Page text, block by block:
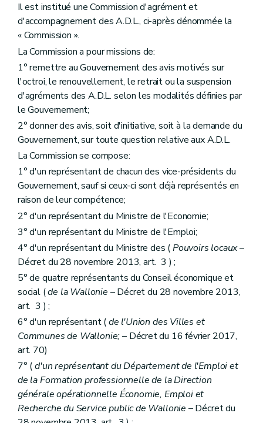
Il est institué une Commission d'agrément et
d'accompagnement des A.D.L., ci-après dénommée la
« Commission ».
La Commission a pour missions de:
1° remettre au Gouvernement des avis motivés sur
l'octroi, le renouvellement, le retrait ou la suspension
d'agréments des A.D.L. selon les modalités définies par
le Gouvernement;
2° donner des avis, soit d'initiative, soit à la demande du
Gouvernement, sur toute question relative aux A.D.L.
La Commission se compose:
1° d'un représentant de chacun des vice-présidents du
Gouvernement, sauf si ceux-ci sont déjà représentés en
raison de leur compétence;
2° d'un représentant du Ministre de l'Economie;
3° d'un représentant du Ministre de l'Emploi;
4° d'un représentant du Ministre des (Pouvoirs locaux–
Décret du 28 novembre 2013, art. 3 ) ;
5° de quatre représentants du Conseil économique et
social (de la Wallonie – Décret du 28 novembre 2013,
art. 3 ) ;
6° d'un représentant (de l'Union des Villes et
Communes de Wallonie;– Décret du 16 février 2017,
art. 70)
7° (d'un représentant du Département de l'Emploi et
de la Formation professionnelle de la Direction
générale opérationnelle Économie, Emploi et
Recherche du Service public de Wallonie – Décret du